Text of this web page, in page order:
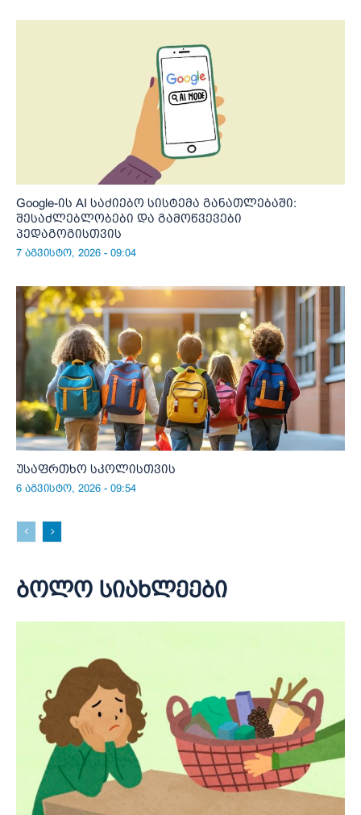
Google-ის AI საძიებო სისტემა განათლებაში:
შესაძლებლობები და გამოწვევები
პედაგოგისთვის
7 აგვისტო, 2026 - 09:04
უსაფრთხო სკოლისთვის
6 აგვისტო, 2026 - 09:54
ბოლო სიახლეები